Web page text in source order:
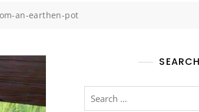
an-earthen-pot
SEARCH
Search